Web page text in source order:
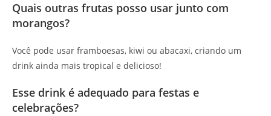
Quais outras frutas posso usar junto com
morangos?
Você pode usar framboesas, kiwi ou abacaxi, criando um
drink ainda mais tropical e delicioso!
Esse drink é adequado para festas e
celebrações?